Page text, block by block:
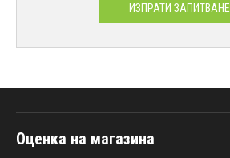
ИЗПРАТИ ЗАПИТВАНЕ
Оценка на магазина